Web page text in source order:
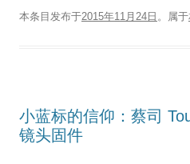
本条目发布于2015年11月24日 。属于
小蓝标的信仰：蔡司
镜头固件